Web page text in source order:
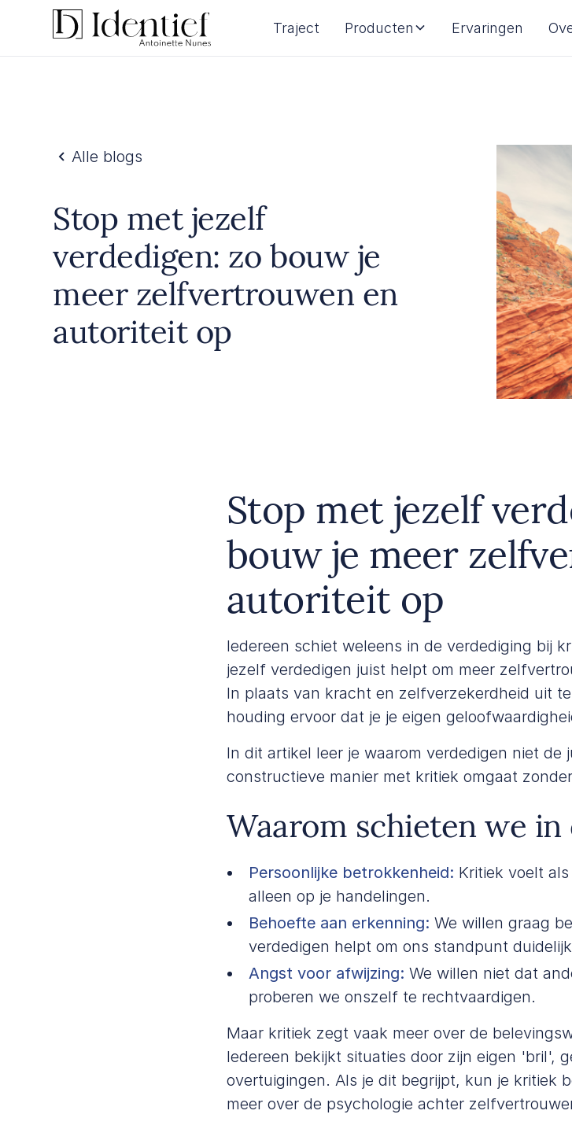
Traject Producten Ervaringen
Alle blogs
Stop met jezelf
verdedigen: zo bouw je
meer zelfvertrouwen en
autoriteit op
Stop met jezelf
bouw je meer
autoriteit op
Iedereen schiet weleens in de verdediging bij
jezelf verdedigen juist helpt om meer
In plaats van kracht en zelfverzekerdheid uit
houding ervoor dat je je eigen
In dit artikel leer je waarom verdedigen niet de
constructieve manier met kritiek omgaat
Waarom schieten we
Persoonlijke betrokkenheid: Kritiek voelt
alleen op je handelingen.
Behoefte aan erkenning: We willen graag
verdedigen helpt om ons standpunt
Angst voor afwijzing: We willen niet dat
proberen we onszelf te rechtvaardigen.
Maar kritiek zegt vaak meer over de
Iedereen bekijkt situaties door zijn eigen 'bril',
overtuigingen. Als je dit begrijpt, kun je kritiek
meer over de psychologie achter